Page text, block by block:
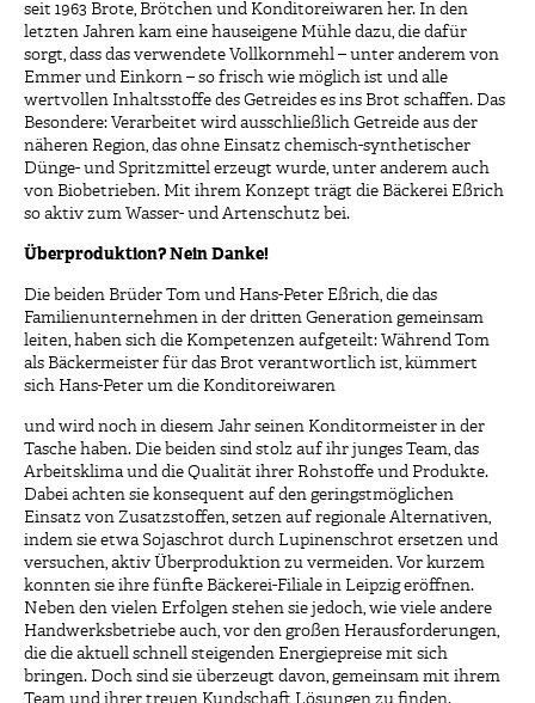
seit 1963 Brote, Brötchen und Konditoreiwaren her. In den
letzten Jahren kam eine hauseigene Mühle dazu, die dafür
sorgt, dass das verwendete Vollkornmehl – unter anderem von
Emmer und Einkorn – so frisch wie möglich ist und alle
wertvollen Inhaltsstoffe des Getreides es ins Brot schaffen. Das
Besondere: Verarbeitet wird ausschließlich Getreide aus der
näheren Region, das ohne Einsatz chemisch-synthetischer
Dünge- und Spritzmittel erzeugt wurde, unter anderem auch
von Biobetrieben. Mit ihrem Konzept trägt die Bäckerei Eßrich
so aktiv zum Wasser- und Artenschutz bei.
Überproduktion? Nein Danke!
Die beiden Brüder Tom und Hans-Peter Eßrich, die das
Familienunternehmen in der dritten Generation gemeinsam
leiten, haben sich die Kompetenzen aufgeteilt: Während Tom
als Bäckermeister für das Brot verantwortlich ist, kümmert
sich Hans-Peter um die Konditoreiwaren
und wird noch in diesem Jahr seinen Konditormeister in der
Tasche haben. Die beiden sind stolz auf ihr junges Team, das
Arbeitsklima und die Qualität ihrer Rohstoffe und Produkte.
Dabei achten sie konsequent auf den geringstmöglichen
Einsatz von Zusatzstoffen, setzen auf regionale Alternativen,
indem sie etwa Sojaschrot durch Lupinenschrot ersetzen und
versuchen, aktiv Überproduktion zu vermeiden. Vor kurzem
konnten sie ihre fünfte Bäckerei-Filiale in Leipzig eröffnen.
Neben den vielen Erfolgen stehen sie jedoch, wie viele andere
Handwerksbetriebe auch, vor den großen Herausforderungen,
die die aktuell schnell steigenden Energiepreise mit sich
bringen. Doch sind sie überzeugt davon, gemeinsam mit ihrem
Team und ihrer treuen Kundschaft Lösungen zu finden.